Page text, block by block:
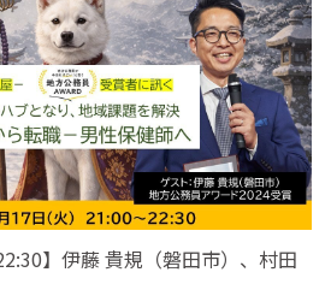
】伊藤 貴規（磐田市）、村田